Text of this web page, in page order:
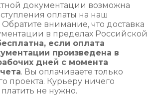
документации возможна
оплаты на наш
Обратите внимание, что доставка
в пределах Российской
если оплата
произведена в
дней с момента
. Вы оплачиваете только
проекта. Курьеру ничего
не нужно.